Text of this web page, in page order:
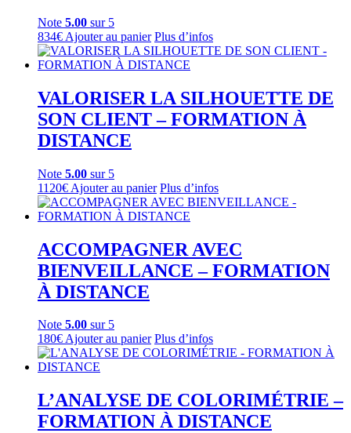
Note 5.00 sur 5
834€ Ajouter au panier Plus d’infos
VALORISER LA SILHOUETTE DE
SON CLIENT – FORMATION À
DISTANCE
Note 5.00 sur 5
1120€ Ajouter au panier Plus d’infos
ACCOMPAGNER AVEC
BIENVEILLANCE – FORMATION
À DISTANCE
Note 5.00 sur 5
180€Ajouter au panier Plus d’infos
L’ANALYSE DE COLORIMÉTRIE –
FORMATION À DISTANCE